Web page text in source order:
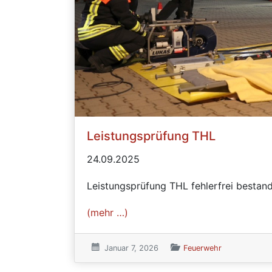
Leistungsprüfung THL
24.09.2025
Leistungsprüfung THL fehlerfrei
(mehr …)
Veröffentlicht am:
Januar 7, 2026 Veröffentlicht in den
Feuerwehr